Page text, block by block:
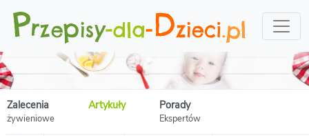
Zalecenia
żywieniowe
Artykuły Porady
Ekspertów